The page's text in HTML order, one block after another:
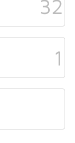
32
1